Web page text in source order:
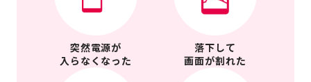
突然電源が
入らなくなった
落下して
画面が割れた